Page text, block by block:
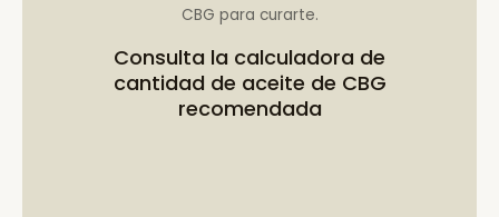
CBG para curarte.
Consulta la calculadora de
cantidad de aceite de CBG
recomendada